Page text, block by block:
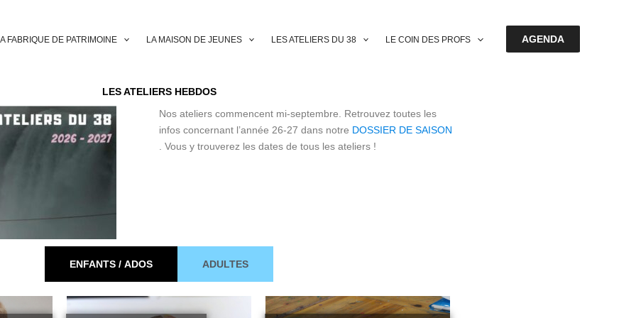
FABRIQUE DE PATRIMOINE LA MAISON DE JEUNES LES ATELIERS DU 38 LE COIN DES PROFS AGENDA
LES ATELIERS HEBDOS
Nos ateliers commencent mi-septembre. Retrouvez toutes les
infos concernant l’année 26-27 dans notre DOSSIER DE SAISON
. Vous y trouverez les dates de tous les ateliers !
ENFANTS / ADOS ADULTES